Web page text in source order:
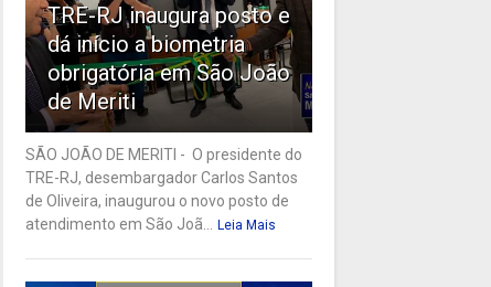
TRE-RJ inaugura posto e
dá início a biometria
obrigatória em São João
de Meriti
SÃO JOÃO DE MERITI - O presidente do
TRE-RJ, desembargador Carlos Santos
de Oliveira, inaugurou o novo posto de
atendimento em São Joã...
Leia Mais